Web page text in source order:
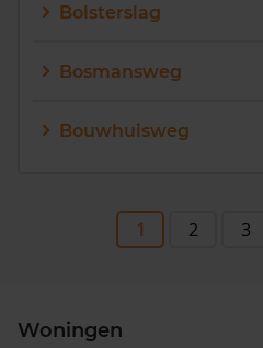
Bolsterslag
Bosmansweg
Bouwhuisweg
1 2 3
Woningen